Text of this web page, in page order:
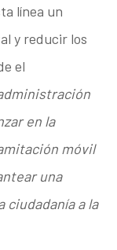
línea un
y reducir los
el
en la
móvil
una
ciudadanía a la